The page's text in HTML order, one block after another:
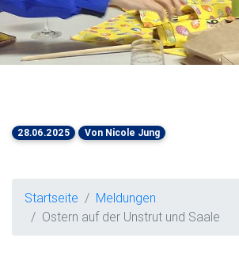
28.06.2025 Von Nicole Jung
Startseite
Meldungen
Ostern auf der Unstrut und Saale